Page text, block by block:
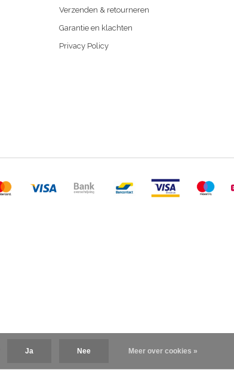
Verzenden & retourneren
Garantie en klachten
Privacy Policy
Ja Nee Meer over cookies »